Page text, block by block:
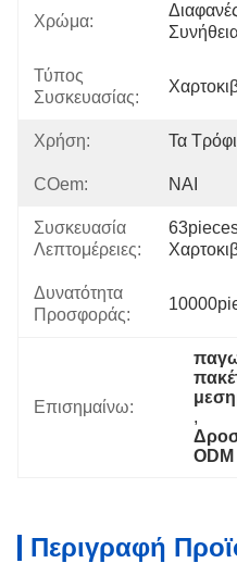
Χρώμα:
Τύπος
Συσκευασίας:
Χρήση: Τα
COem: ΝΑΙ
Συσκευασία
Λεπτομέρειες:
Δυνατότητα
Προσφοράς:
Επισημαίνω:
,
ODM
Περιγραφή